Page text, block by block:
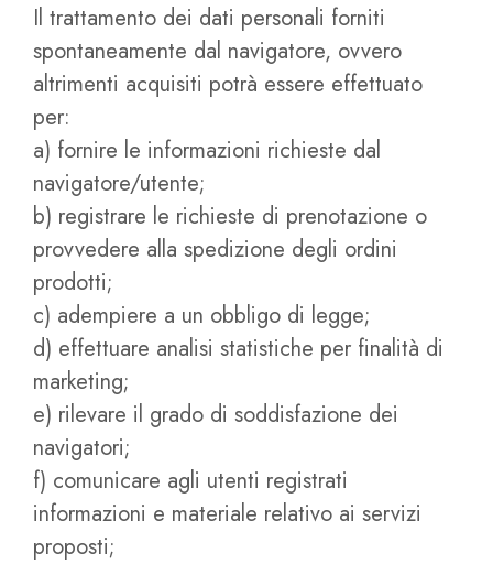
Il trattamento dei dati personali forniti
spontaneamente dal navigatore, ovvero
altrimenti acquisiti potrà essere effettuato
per:
a) fornire le informazioni richieste dal
navigatore/utente;
b) registrare le richieste di prenotazione o
provvedere alla spedizione degli ordini
prodotti;
c) adempiere a un obbligo di legge;
d) effettuare analisi statistiche per finalità di
marketing;
e) rilevare il grado di soddisfazione dei
navigatori;
f) comunicare agli utenti registrati
informazioni e materiale relativo ai servizi
proposti;